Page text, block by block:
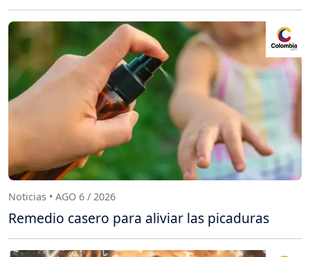
Noticias • AGO 6 / 2026
Remedio casero para aliviar las picaduras